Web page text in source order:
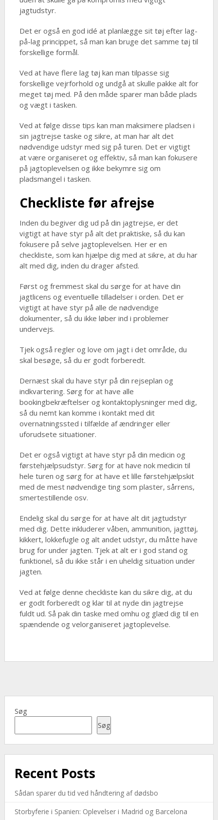
jagtudstyr.
Det er også en god idé at planlægge sit tøj efter lag-
på-lag princippet, så man kan bruge det samme tøj til
forskellige formål.
Ved at have flere lag tøj kan man tilpasse sig
forskellige vejrforhold og undgå at skulle pakke alt for
meget tøj med. På den måde sparer man både plads
og vægt i tasken.
Ved at følge disse tips kan man maksimere pladsen i
sin jagtrejse taske og sikre, at man har alt det
nødvendige udstyr med sig på turen. Det er vigtigt
at være organiseret og effektiv, så man kan fokusere
på jagtoplevelsen og ikke bekymre sig om
pladsmangel i tasken.
Checkliste før afrejse
Inden du begiver dig ud på din jagtrejse, er det
vigtigt at have styr på alt det praktiske, så du kan
fokusere på selve jagtoplevelsen. Her er en
checkliste, som kan hjælpe dig med at sikre, at du har
alt med dig, inden du drager afsted.
Først og fremmest skal du sørge for at have din
jagtlicens og eventuelle tilladelser i orden. Det er
vigtigt at have styr på alle de nødvendige
dokumenter, så du ikke løber ind i problemer
undervejs.
Tjek også regler og love om jagt i det område, du
skal besøge, så du er godt forberedt.
Dernæst skal du have styr på din rejseplan og
indkvartering. Sørg for at have alle
bookingbekræftelser og kontaktoplysninger med dig,
så du nemt kan komme i kontakt med dit
overnatningssted i tilfælde af ændringer eller
uforudsete situationer.
Det er også vigtigt at have styr på din medicin og
førstehjælpsudstyr. Sørg for at have nok medicin til
hele turen og sørg for at have et lille førstehjælpskit
med de mest nødvendige ting som plaster, sårrens,
smertestillende osv.
Endelig skal du sørge for at have alt dit jagtudstyr
med dig. Dette inkluderer våben, ammunition, jagttøj,
kikkert, lokkefugle og alt andet udstyr, du måtte have
brug for under jagten. Tjek at alt er i god stand og
funktionel, så du ikke står i en uheldig situation under
jagten.
Ved at følge denne checkliste kan du sikre dig, at du
er godt forberedt og klar til at nyde din jagtrejse
fuldt ud. Så pak din taske med omhu og glæd dig til en
spændende og velorganiseret jagtoplevelse.
Søg
Søg
Recent Posts
Sådan sparer du tid ved håndtering af dødsbo
Storbyferie i Spanien: Oplevelser i Madrid og Barcelona